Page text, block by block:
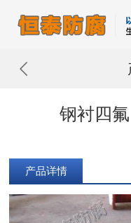
钢衬四
产品详情